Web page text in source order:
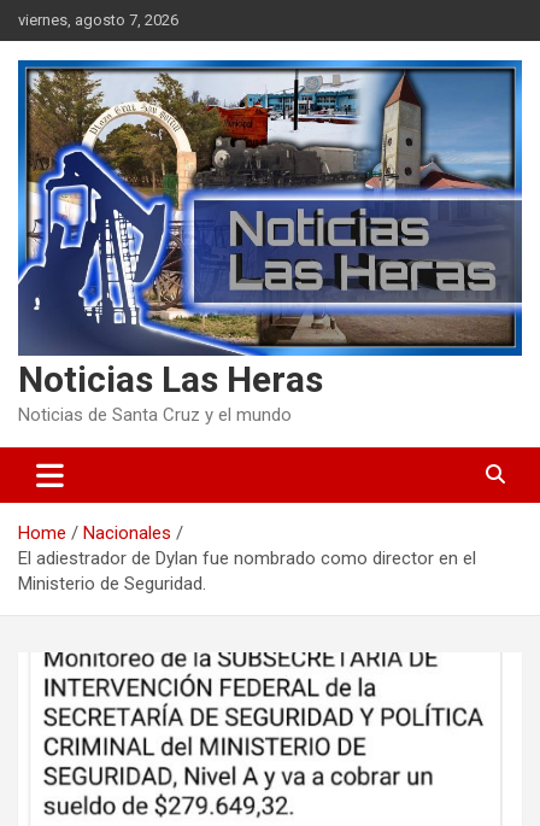
Skip
to
content
viernes, agosto 7, 2026
Noticias Las Heras
Noticias de Santa Cruz y el mundo
Home
Nacionales
El adiestrador de Dylan fue nombrado como director en el
Ministerio de Seguridad.